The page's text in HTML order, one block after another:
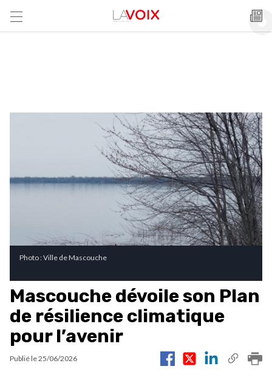
Photo : Ville de Mascouche
Mascouche dévoile son Plan
de résilience climatique
pour l’avenir
Publié le25/06/2026